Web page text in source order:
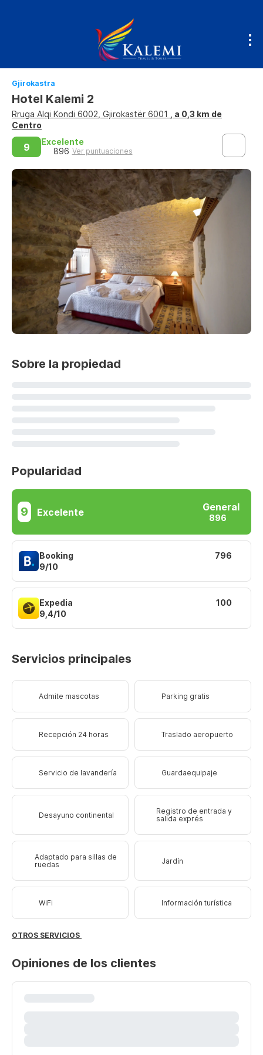
Gjirokastra
Hotel Kalemi 2
Rruga Alqi Kondi 6002, Gjirokastër 6001
, a 0,3 km de
Centro
9
Excelente
896 Ver puntuaciones
Sobre la propiedad
Popularidad
9 Excelente General
896
Booking
9/10
796
Expedia
9,4/10
100
Servicios principales
Admite mascotas Parking gratis
Recepción 24 horas Traslado aeropuerto
Servicio de lavandería Guardaequipaje
Desayuno continental
Registro de entrada y
salida exprés
Adaptado para sillas de
ruedas
Jardín
WiFi Información turística
OTROS SERVICIOS
Opiniones de los clientes